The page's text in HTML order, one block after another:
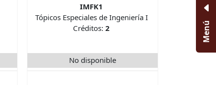
IMFK1
Tópicos Especiales de Ingeniería I
Créditos:2
No disponible
Menú